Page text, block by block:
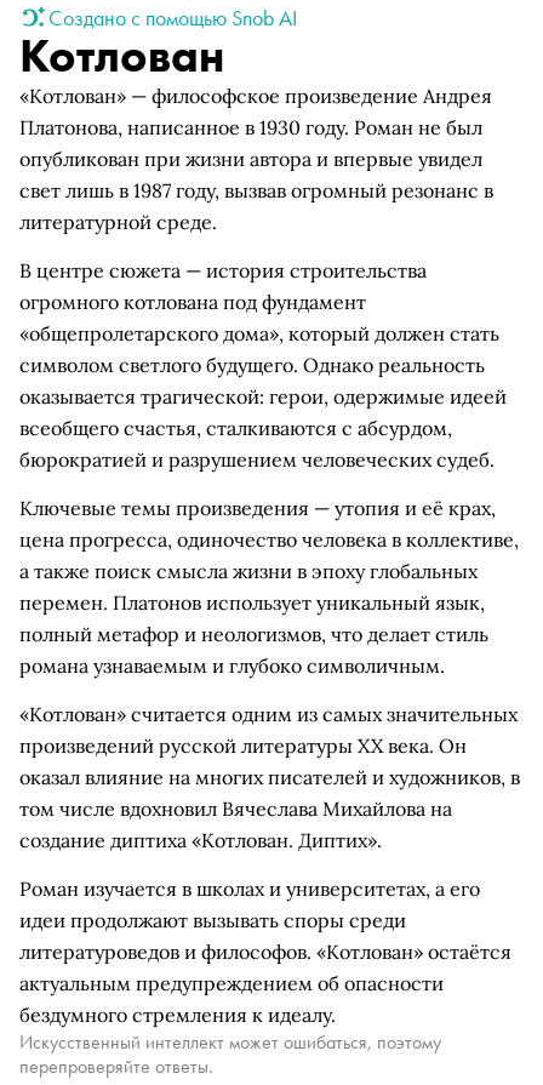
Создано с помощью Snob AI
Котлован
«Котлован» — философское произведение Андрея
Платонова, написанное в 1930 году. Роман не был
опубликован при жизни автора и впервые увидел
свет лишь в 1987 году, вызвав огромный резонанс в
литературной среде.
В центре сюжета — история строительства
огромного котлована под фундамент
«общепролетарского дома», который должен стать
символом светлого будущего. Однако реальность
оказывается трагической: герои, одержимые идеей
всеобщего счастья, сталкиваются с абсурдом,
бюрократией и разрушением человеческих судеб.
Ключевые темы произведения — утопия и её крах,
цена прогресса, одиночество человека в коллективе,
а также поиск смысла жизни в эпоху глобальных
перемен. Платонов использует уникальный язык,
полный метафор и неологизмов, что делает стиль
романа узнаваемым и глубоко символичным.
«Котлован» считается одним из самых значительных
произведений русской литературы XX века. Он
оказал влияние на многих писателей и художников, в
том числе вдохновил Вячеслава Михайлова на
создание диптиха «Котлован. Диптих».
Роман изучается в школах и университетах, а его
идеи продолжают вызывать споры среди
литературоведов и философов. «Котлован» остаётся
актуальным предупреждением об опасности
бездумного стремления к идеалу.
Искусственный интеллект может ошибаться, поэтому
перепроверяйте ответы.